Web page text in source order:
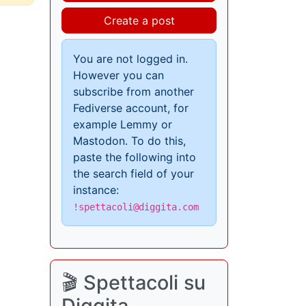
Create a post
You are not logged in.
However you can
subscribe from another
Fediverse account, for
example Lemmy or
Mastodon. To do this,
paste the following into
the search field of your
instance:
!spettacoli@diggita.com
🎬 Spettacoli su